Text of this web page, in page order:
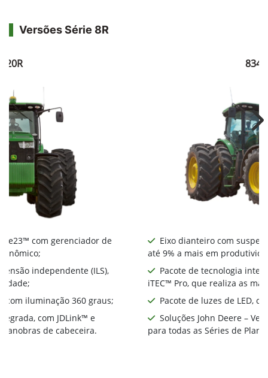
Versões Série 8R
e23™ com gerenciador de
independente (ILS),
com iluminação 360 graus;
com JDLink™ e
de cabeceira.
Eixo dianteiro com
até 9% a mais em
Pacote de tecnologia
iTEC™ Pro, que realiza as
Pacote de luzes de LED,
Soluções John Deere –
para todas as Séries de